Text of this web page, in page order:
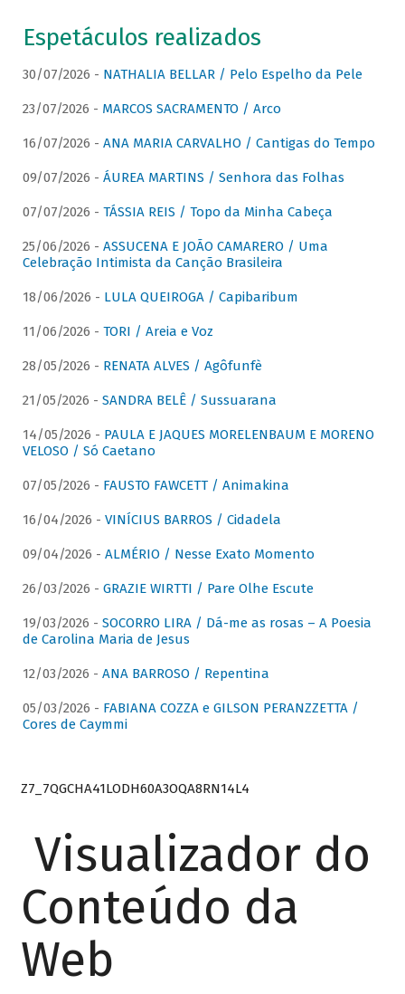
Espetáculos realizados
30/07/2026 - NATHALIA BELLAR / Pelo Espelho da Pele
23/07/2026 - MARCOS SACRAMENTO / Arco
16/07/2026 - ANA MARIA CARVALHO / Cantigas do Tempo
09/07/2026 - ÁUREA MARTINS / Senhora das Folhas
07/07/2026 - TÁSSIA REIS / Topo da Minha Cabeça
25/06/2026 - ASSUCENA E JOÃO CAMARERO / Uma
Celebração Intimista da Canção Brasileira
18/06/2026 - LULA QUEIROGA / Capibaribum
11/06/2026 - TORI / Areia e Voz
28/05/2026 - RENATA ALVES / Agôfunfè
21/05/2026 - SANDRA BELÊ / Sussuarana
14/05/2026 - PAULA E JAQUES MORELENBAUM E MORENO
VELOSO / Só Caetano
07/05/2026 - FAUSTO FAWCETT / Animakina
16/04/2026 - VINÍCIUS BARROS / Cidadela
09/04/2026 - ALMÉRIO / Nesse Exato Momento
26/03/2026 - GRAZIE WIRTTI / Pare Olhe Escute
19/03/2026 - SOCORRO LIRA / Dá-me as rosas – A Poesia
de Carolina Maria de Jesus
12/03/2026 - ANA BARROSO / Repentina
05/03/2026 - FABIANA COZZA e GILSON PERANZZETTA /
Cores de Caymmi
Z7_7QGCHA41LODH60A3OQA8RN14L4
Visualizador do
Conteúdo da
Web